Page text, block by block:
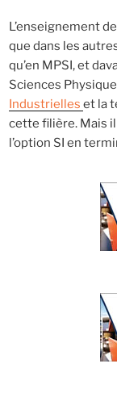
L’enseignement
que dans les
qu’en MPSI, et
Sciences
Industrielles et la
cette filière. Mais il
l’option SI en